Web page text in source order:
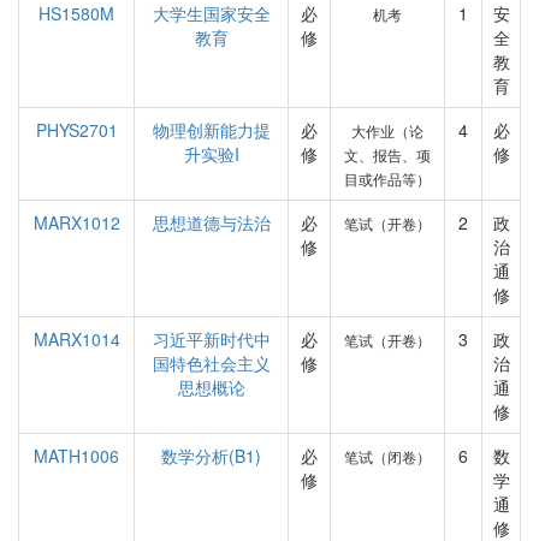
HS1580M
大学生国家安全
教育
必
修
机考 1
安
全
教
育
PHYS2701
物理创新能力提
升实验I
必
修
大作业（论
文、报告、项
目或作品等）
4
必
修
MARX1012 思想道德与法治
必
修
笔试（开卷） 2
政
治
通
修
MARX1014
习近平新时代中
国特色社会主义
思想概论
必
修
笔试（开卷） 3
政
治
通
修
MATH1006
数学分析(B1)
必
修
笔试（闭卷） 6
数
学
通
修